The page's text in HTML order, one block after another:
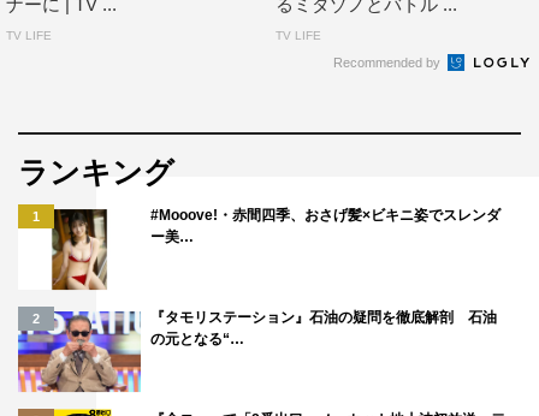
ナーに | TV ...
TV LIFE
るミタゾノとバトル ...
TV LIFE
Recommended by
ランキング
1
#Mooove!・赤間四季、おさげ髪×ビキニ姿でスレンダ
ー美…
2
『タモリステーション』石油の疑問を徹底解剖 石油
の元となる“…